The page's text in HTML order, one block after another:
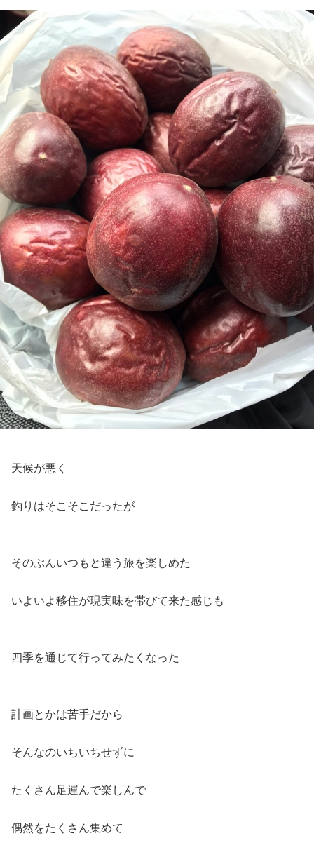
天候が悪く
釣りはそこそこだったが
そのぶんいつもと違う旅を楽しめた
いよいよ移住が現実味を帯びて来た感じも
四季を通じて行ってみたくなった
計画とかは苦手だから
そんなのいちいちせずに
たくさん足運んで楽しんで
偶然をたくさん集めて